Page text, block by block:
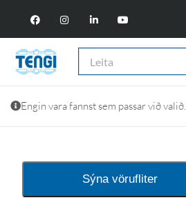
Engin vara fannst sem passar við valið.
Sýna vörufliter